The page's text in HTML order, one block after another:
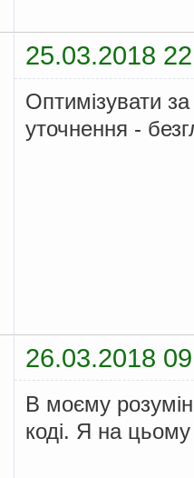
if issqr ( i):
print( i,
'є
print(i,'є
isprime
print( i,'є
25.03.2018
Оптимізувати
уточнення -
26.03.2018
В моєму
коді. Я на цьому